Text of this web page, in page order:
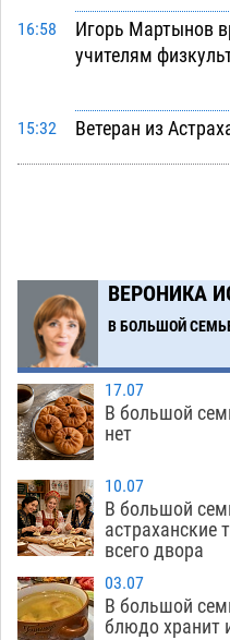
16:58
Игорь Мартынов
учителям
15:32
Ветеран из
Подросток,
перехода, попал
12:02
Астраханский
получить
гандболисты
09:00
Лидеры чеченской
осудили выходку
Никольской
ВЕРОНИКА
В БОЛЬШОЙ
17.07
В большой
нет
10.07
В большой
астраханские
всего двора
03.07
В большой
блюдо хранит